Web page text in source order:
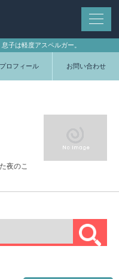
子は軽度アスペルガー。
プロフィール お問い合わせ
夜のこ